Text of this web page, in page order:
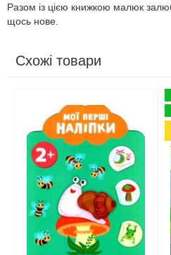
Разом із цією книжкою малюк
щось нове.
Схожі товари